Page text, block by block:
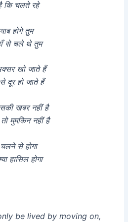
कि चलते रहे
होगे तुम
से चले थे तुम
खो जाते हैं
दूर हो जाते हैं
खबर नहीं है
मुमकिन नहीं है
से होगा
हासिल होगा
be lived by moving on,